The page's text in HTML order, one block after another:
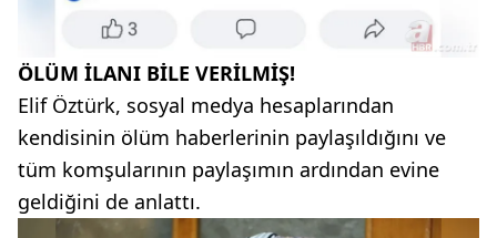
ÖLÜM İLANI BİLE VERİLMİŞ!
Elif Öztürk, sosyal medya hesaplarından
kendisinin ölüm haberlerinin paylaşıldığını ve
tüm komşularının paylaşımın ardından evine
geldiğini de anlattı.